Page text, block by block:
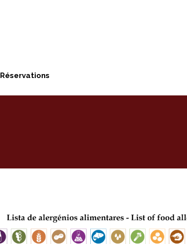
Réservations